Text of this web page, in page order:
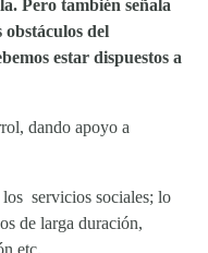
Pero también señala
obstáculos del
estar dispuestos a
dando apoyo a
los servicios sociales; lo
de larga duración,
etc.